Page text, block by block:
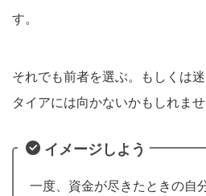
す。
それでも前者を選ぶ。もしくは
タイアには向かないかもしれませ
イメージしよう
一度、資金が尽きたときの自